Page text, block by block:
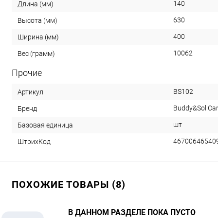
Длина (мм) 140
Высота (мм) 630
Ширина (мм) 400
Вес (грамм) 10062
Прочие
Артикул BS102
Бренд Buddy&Sol
Базовая единица шт
ШтрихКод
ПОХОЖИЕ ТОВАРЫ (8)
В ДАННОМ РАЗДЕЛЕ ПОКА ПУСТО